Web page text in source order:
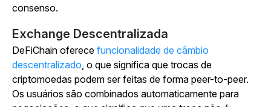
consenso.
Exchange Descentralizada
DeFiChain oferece funcionalidade de câmbio
descentralizado, o que significa que trocas de
criptomoedas podem ser feitas de forma peer-to-peer.
Os usuários são combinados automaticamente para